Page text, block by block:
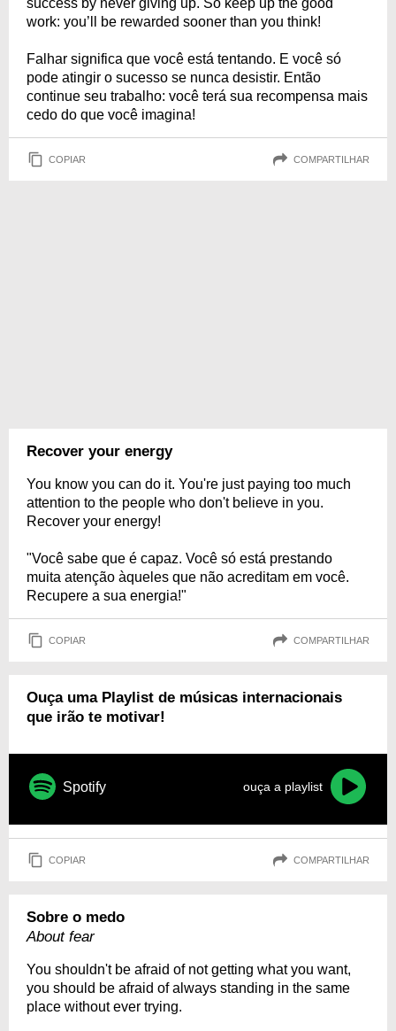
success by never giving up. So keep up the good
work: you’ll be rewarded sooner than you think!
Falhar significa que você está tentando. E você só
pode atingir o sucesso se nunca desistir. Então
continue seu trabalho: você terá sua recompensa mais
cedo do que você imagina!
COPIAR COMPARTILHAR
Recover your energy
You know you can do it. You're just paying too much
attention to the people who don't believe in you.
Recover your energy!
"Você sabe que é capaz. Você só está prestando
muita atenção àqueles que não acreditam em você.
Recupere a sua energia!"
COPIAR COMPARTILHAR
Ouça uma Playlist de músicas internacionais
que irão te motivar!
Spotify ouça a playlist
COPIAR COMPARTILHAR
Sobre o medo
About fear
You shouldn't be afraid of not getting what you want,
you should be afraid of always standing in the same
place without ever trying.